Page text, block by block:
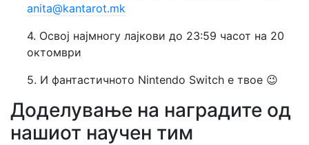
anita@kantarot.mk
4. Освој најмногу лајкови до 23:59 часот на 20
октомври
5. И фантастичното Nintendo Switch е твое 😉
Доделување на наградите од
нашиот научен тим